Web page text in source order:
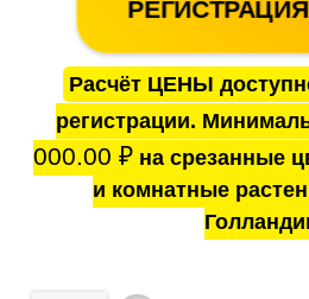
Расчёт ЦЕНЫ
регистрации.
000.00 ₽на срезанные
и комнатные